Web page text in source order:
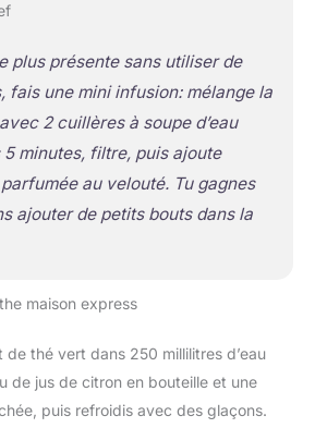
plus présente sans utiliser de
fais une mini infusion: mélange la
2 cuillères à soupe d’eau
minutes, filtre, puis ajoute
au velouté. Tu gagnes
ajouter de petits bouts dans la
maison express
de thé vert dans 250 millilitres d’eau
de jus de citron en bouteille et une
puis refroidis avec des glaçons.